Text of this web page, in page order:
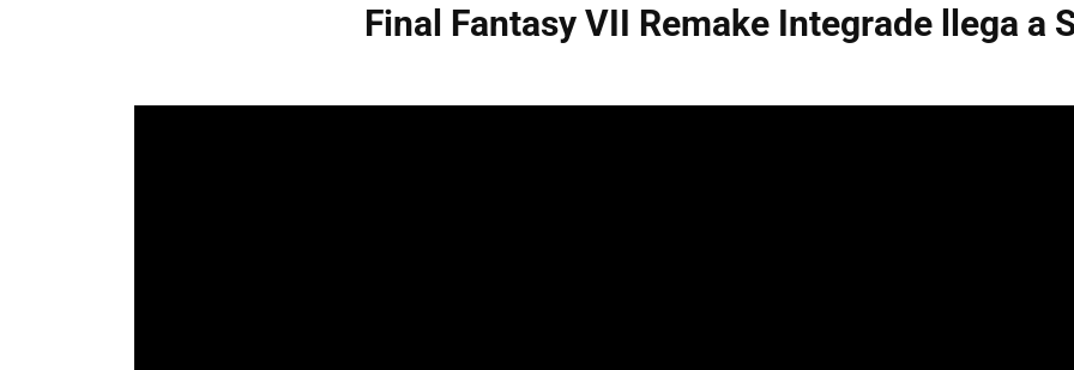
Final Fantasy VII Remake Integrade llega a